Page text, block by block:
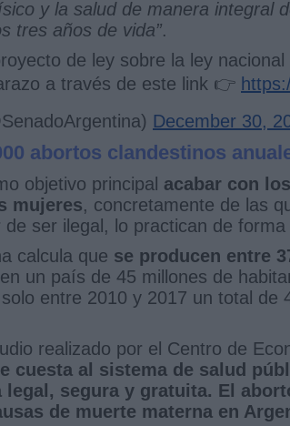
y la salud de manera integral
tres años de vida”.
de ley sobre la ley
a través de este link 👉
December 30,
abortos clandestinos
objetivo principal acabar con
mujeres, concretamente de las
ser ilegal, lo practican de forma
calcula que se producen entre
un país de 45 millones de
entre 2010 y 2017 un total de
realizado por el Centro de
cuesta al sistema de salud
legal, segura y gratuita. El
de muerte materna en